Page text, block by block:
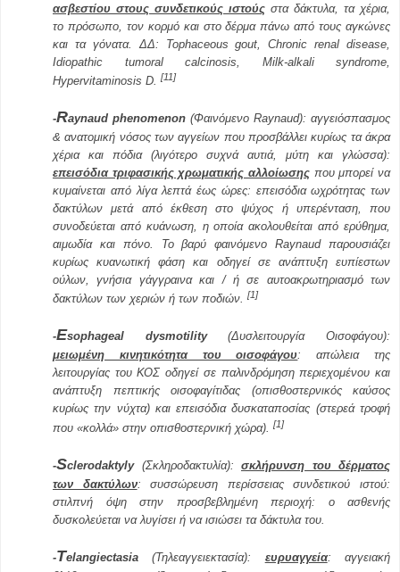
ασβεστίου στους συνδετικούς ιστούς στα δάκτυλα, τα χέρια,
το πρόσωπο, τον κορμό και στο δέρμα πάνω από τους αγκώνες
και τα γόνατα.
ΔΔ: Tophaceous gout ,Chronic renal disease
Idiopathic tumoral calcinosis
Milk-alkali syndrome
Hypervitaminosis D. [11]
-Raynaud phenomenon (Φαινόμενο Raynaud): αγγειόσπασμος
& ανατομική νόσος των αγγείων που προσβάλλει κυρίως τα άκρα
χέρια και πόδια (λιγότερο συχνά αυτιά, μύτη και γλώσσα):
επεισόδια τριφασικής χρωματικής αλλοίωσης που μπορεί να
κυμαίνεται από λίγα λεπτά έως ώρες: επεισόδια ωχρότητας των
δακτύλων μετά από έκθεση στο ψύχος ή υπερένταση, που
συνοδεύεται από κυάνωση, η οποία ακολουθείται από ερύθημα,
αιμωδία και πόνο. Το βαρύ φαινόμενοRaynaudπαρουσιάζει
κυρίως κυανωτική φάση και οδηγεί σε ανάπτυξη ευπίεστων
ούλων, γνήσια γάγγραινα και / ή σε αυτοακρωτηριασμό των
δακτύλων των χεριών ή των ποδιών. [1]
-Esophageal dysmotility(Δυσλειτουργία Οισοφάγου):
μειωμένη κινητικότητα του οισοφάγου: απώλεια της
λειτουργίας του ΚΟΣ οδηγεί σε παλινδρόμηση περιεχομένου και
ανάπτυξη πεπτικής οισοφαγίτιδας (οπισθοστερνικός καύσος
κυρίως την νύχτα) και επεισόδια δυσκαταποσίας (στερεά τροφή
που «κολλά» στην οπισθοστερνική χώρα).
[1]
-Sclerodaktyly(Σκληροδακτυλία): σκλήρυνση του δέρματος
των δακτύλων: συσσώρευση περίσσειας συνδετικού ιστού:
στιλπνή όψη στην προσβεβλημένη περιοχή: ο ασθενής
δυσκολεύεται να λυγίσει ή να ισιώσει τα δάκτυλα του.
-Telangiectasia (Τηλεαγγειεκτασία): ευρυαγγεία: αγγειακή